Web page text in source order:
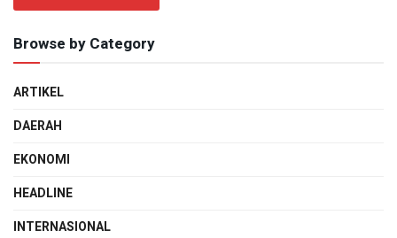
Browse by Category
ARTIKEL
DAERAH
EKONOMI
HEADLINE
INTERNASIONAL